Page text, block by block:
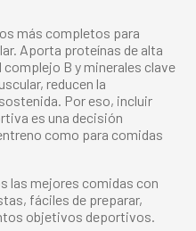
más completos para
Aporta proteínas de alta
B y minerales clave
reducen la
Por eso, incluir
es una decisión
como para comidas
las mejores comidas con
fáciles de preparar,
objetivos deportivos.